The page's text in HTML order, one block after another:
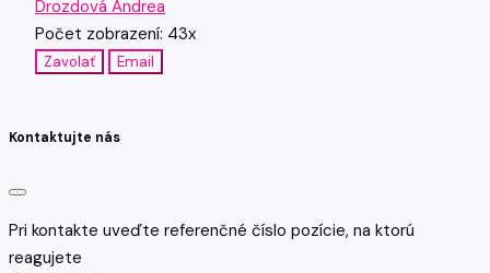
Drozdová Andrea
Počet zobrazení: 43x
Zavolať Email
Kontaktujte nás
Pri kontakte uveďte referenčné číslo pozície, na ktorú
reagujete